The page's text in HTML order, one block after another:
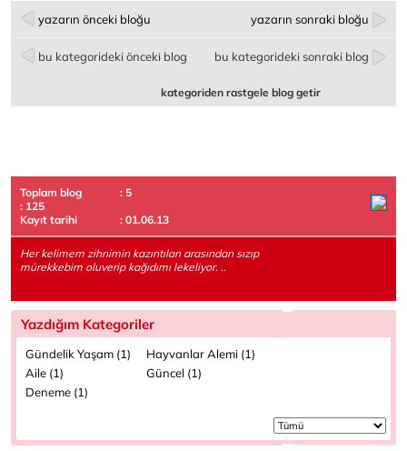
yazarın önceki bloğu yazarın sonraki bloğu
bu kategorideki önceki blog bu kategorideki sonraki blog
kategoriden rastgele blog getir
Toplam blog
: 5
: 125
Kayıt tarihi
: 01.06.13
Her kelimem zihnimin kazıntıları arasından sızıp
mürekkebim oluverip kağıdımı lekeliyor. ..
Yazdığım Kategoriler
Gündelik Yaşam (1)
Hayvanlar Alemi (1)
Aile (1)
Güncel (1)
Deneme (1)